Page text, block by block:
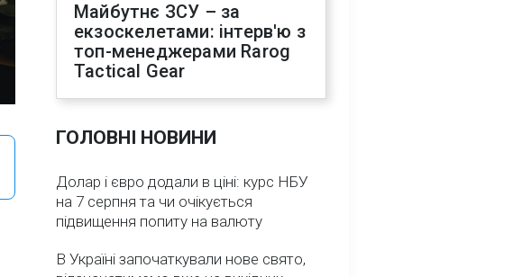
Майбутнє ЗСУ – за
екзоскелетами: інтерв'ю з
топ-менеджерами Rarog
Tactical Gear
ГОЛОВНІ НОВИНИ
Долар і євро додали в ціні: курс НБУ
на 7 серпня та чи очікується
підвищення попиту на валюту
В Україні започаткували нове свято,